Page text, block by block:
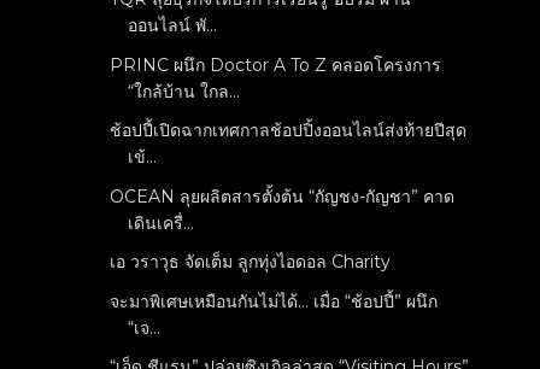
ออนไลน์ พั...
PRINC ผนึก Doctor A To Z คลอดโครงการ
“ใกล้บ้าน ใกล...
ช้อปปี้เปิดฉากเทศกาลช้อปปิ้งออนไลน์ส่งท้ายปีสุด
เข้...
OCEAN ลุยผลิตสารตั้งต้น “กัญชง-กัญชา” คาด
เดินเครื่...
เอ วราวุธ จัดเต็ม ลูกทุ่งไอดอล Charity
จะมาพิเศษเหมือนกันไม่ได้… เมื่อ “ช้อปปี้” ผนึก
“เจ...